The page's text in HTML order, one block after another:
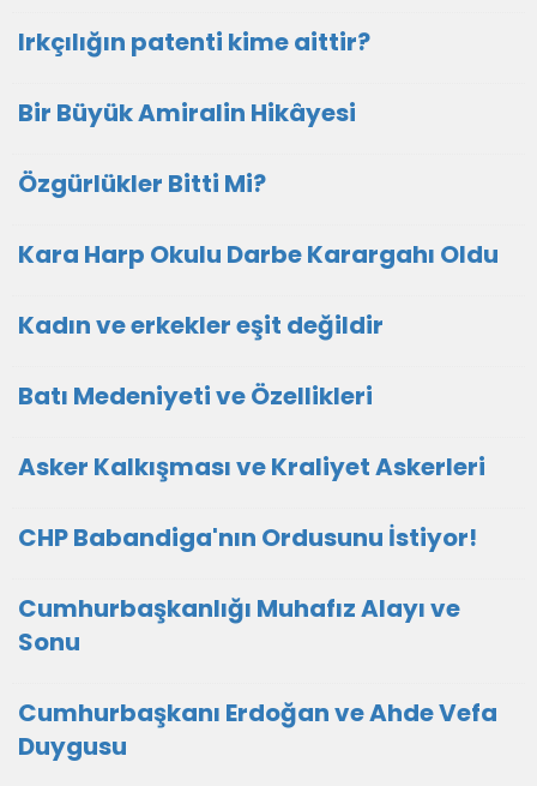
Irkçılığın patenti kime aittir?
Bir Büyük Amiralin Hikâyesi
Özgürlükler Bitti Mi?
Kara Harp Okulu Darbe Karargahı Oldu
Kadın ve erkekler eşit değildir
Batı Medeniyeti ve Özellikleri
Asker Kalkışması ve Kraliyet Askerleri
CHP Babandiga'nın Ordusunu İstiyor!
Cumhurbaşkanlığı Muhafız Alayı ve
Sonu
Cumhurbaşkanı Erdoğan ve Ahde Vefa
Duygusu